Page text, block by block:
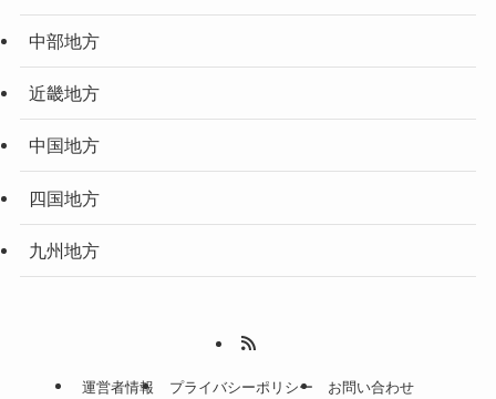
中部地方
近畿地方
中国地方
四国地方
九州地方
運営者情報 プライバシーポリシー お問い合わせ